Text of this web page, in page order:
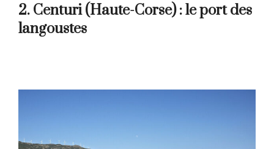
2. Centuri (Haute-Corse) : le port des
langoustes